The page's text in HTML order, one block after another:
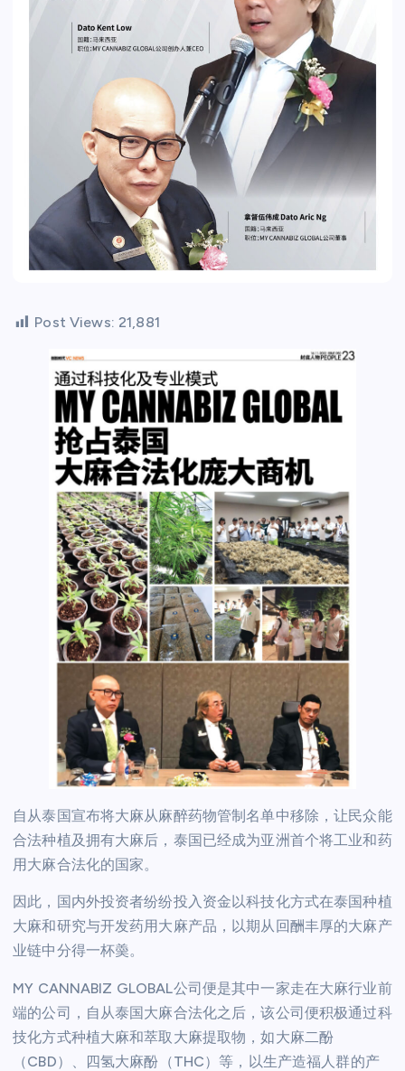
Post Views: 21,881
自从泰国宣布将大麻从麻醉药物管制名单中移除，让民众能
合法种植及拥有大麻后，泰国已经成为亚洲首个将工业和药
用大麻合法化的国家。
因此，国内外投资者纷纷投入资金以科技化方式在泰国种植
大麻和研究与开发药用大麻产品，以期从回酬丰厚的大麻产
业链中分得一杯羮。
MY CANNABIZ GLOBAL公司便是其中一家走在大麻行业前
端的公司，自从泰国大麻合法化之后，该公司便积极通过科
技化方式种植大麻和萃取大麻提取物，如大麻二酚
（CBD）、四氢大麻酚（THC）等，以生产造福人群的产